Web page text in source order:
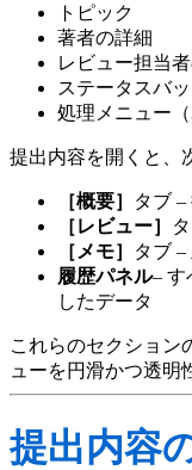
トピック
著者の詳細
レビュー担当
ステータスバ
処理メニュー
提出内容を開くと、
［概要］
タブ
［レビュー］
［メモ］
タブ
履歴パネル– す
したデータ
これらのセクション
ューを円滑かつ透明
提出内容